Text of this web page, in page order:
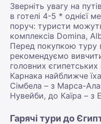
Зверніть увагу на
в готелі 4-5 * однієї
поруч: туристи
комплексів Domina,
Перед покупкою туру
рекомендуємо
головних
Карнака найближче
Сімбела – з Марса-
Нувейби, до Каїра – з
Гарячі тури до